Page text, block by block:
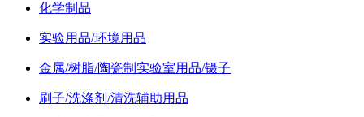
化学制品
实验用品/环境用品
金属/树脂/陶瓷制实验室用品/镊子
刷子/洗涤剂/清洗辅助用品